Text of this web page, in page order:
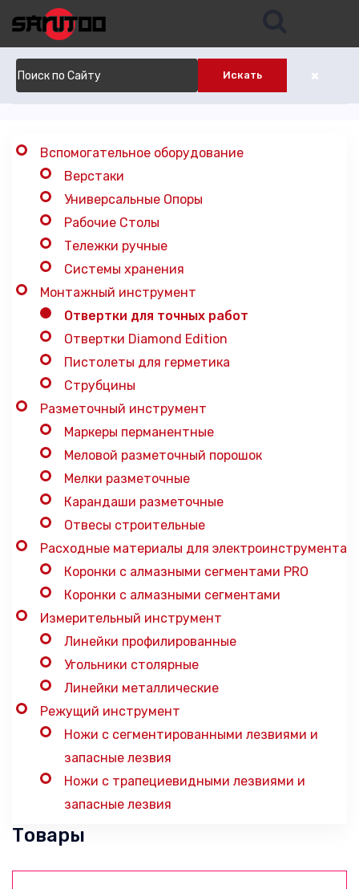
Искать
Главная
Каталог
Отвертки для точных работ
Вспомогательное оборудование
Верстаки
Универсальные Опоры
Рабочие Столы
Тележки ручные
Системы хранения
Монтажный инструмент
Отвертки для точных работ
Отвертки Diamond Edition
Пистолеты для герметика
Струбцины
Разметочный инструмент
Маркеры перманентные
Меловой разметочный порошок
Мелки разметочные
Карандаши разметочные
Отвесы строительные
Расходные материалы для электроинструмента
Коронки с алмазными сегментами PRO
Коронки с алмазными сегментами
Измерительный инструмент
Линейки профилированные
Угольники столярные
Линейки металлические
Режущий инструмент
Ножи с сегментированными лезвиями и
запасные лезвия
Ножи с трапециевидными лезвиями и
запасные лезвия
Товары